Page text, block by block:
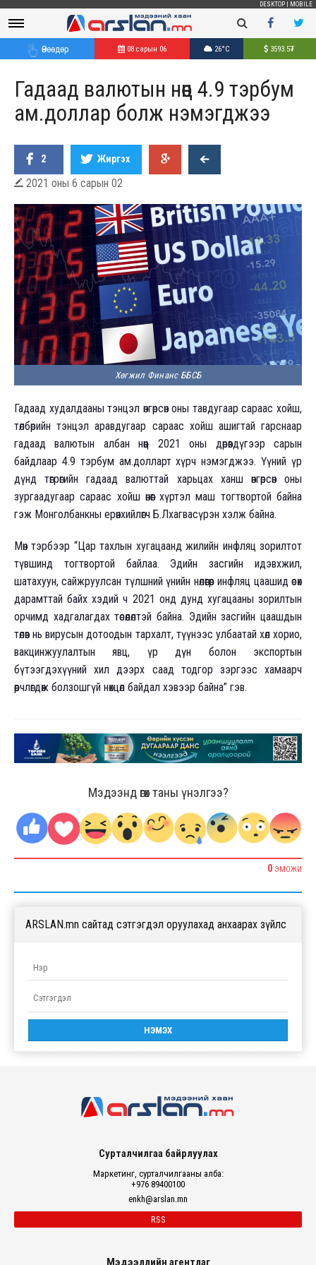
DESKTOP MOBILE
Өнөөдөр 08 сарын 06 26°C 3593.5₮
Гадаад валютын нөөц 4.9 тэрбум
ам.доллар болж нэмэгджээ
2 Жиргэх
 2021 оны 6 сарын 02
Хөгжил Финанс ББСБ
Гадаад худалдааны тэнцэл өнгөрсөн оны тавдугаар сараас хойш,
төлбөрийн тэнцэл аравдугаар сараас хойш ашигтай гарснаар
гадаад валютын албан нөөц 2021 оны дөрөвдүгээр сарын
байдлаар 4.9 тэрбум ам.долларт хүрч нэмэгджээ. Үүний үр
дүнд төгрөгийн гадаад валюттай харьцах ханш өнгөрсөн оны
зургаадугаар сараас хойш өнөөг хүртэл маш тогтвортой байна
гэж Монголбанкны ерөнхийлөгч Б.Лхагвасүрэн хэлж байна.
Мөн тэрбээр “Цар тахлын хугацаанд жилийн инфляц зорилтот
түвшинд тогтвортой байлаа. Эдийн засгийн идэвхжил,
шатахуун, cайжруулсан түлшний үнийн нөлөөгөөр инфляц цаашид өсөх
дарамттай байх хэдий ч 2021 онд дунд хугацааны зорилтын
орчимд хадгалагдах төсөөлөлтэй байна. Эдийн засгийн цаашдын
төлөв нь вирусын дотоодын тархалт, түүнээс улбаатай хөл хорио,
вакцинжуулалтын явц, үр дүн болон экспортын
бүтээгдэхүүний хил дээрх саад тодгор зэргээс хамаарч
өөрчлөгдөж болзошгүй нөхцөл байдал хэвээр байна” гэв.
Мэдээнд өгөх таны үнэлгээ?
0 ЭМОЖИ
ARSLAN.mn сайтад сэтгэгдэл оруулахад анхаарах зүйлс
Сурталчилгаа байрлуулах
Маркетинг, сурталчилгааны алба:
+976 89400100
enkh@arslan.mn
RSS
Мэдээллийн агентлаг